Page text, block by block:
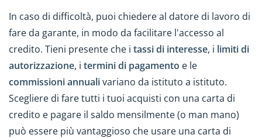
In caso di difficoltà, puoi chiedere al datore di lavoro di
fare da garante, in modo da facilitare l'accesso al
credito. Tieni presente che i tassi di interesse, i limiti di
autorizzazione, i termini di pagamento e le
commissioni annualivariano da istituto a istituto.
Scegliere di fare tutti i tuoi acquisti con una carta di
credito e pagare il saldo mensilmente (o man mano)
può essere più vantaggioso che usare una carta di